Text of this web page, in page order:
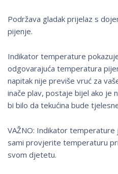
Podržava gladak prijelaz s
pijenje.
Indikator temperature
odgovarajuća temperatura
napitak nije previše vruć za
inače plav, postaje bijel ako je
bi bilo da tekućina bude
VAŽNO: Indikator
sami provjerite temperaturu
svom djetetu.